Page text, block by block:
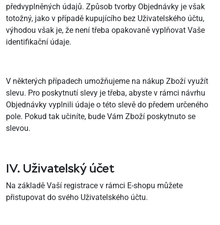
předvyplněných údajů. Způsob tvorby Objednávky je však
totožný, jako v případě kupujícího bez Uživatelského účtu,
výhodou však je, že není třeba opakovaně vyplňovat Vaše
identifikační údaje.
V některých případech umožňujeme na nákup Zboží využít
slevu. Pro poskytnutí slevy je třeba, abyste v rámci návrhu
Objednávky vyplnili údaje o této slevě do předem určeného
pole. Pokud tak učiníte, bude Vám Zboží poskytnuto se
slevou.
IV. Uživatelský účet
Na základě Vaší registrace v rámci E-shopu můžete
přistupovat do svého Uživatelského účtu.